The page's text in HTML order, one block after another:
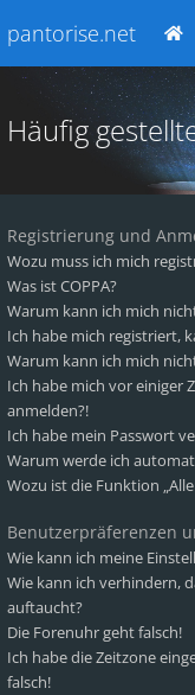
pantorise.net
Häufig
Registrierung und
Wozu muss ich mich
Was ist COPPA?
Warum kann ich mich
Ich habe mich registriert,
Warum kann ich mich
Ich habe mich vor einiger
anmelden?!
Ich habe mein Passwort
Warum werde ich
Wozu ist die Funktion
Benutzerpräferenzen
Wie kann ich meine
Wie kann ich verhindern,
auftaucht?
Die Forenuhr geht falsch!
Ich habe die Zeitzone
falsch!